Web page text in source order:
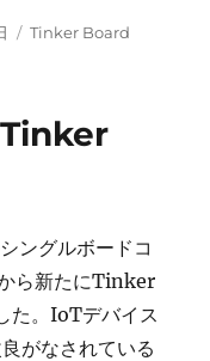
カ
ー
Tinker Board
ングルボードコ
ら新たにTinker
た。IoTデバイス
がなされている